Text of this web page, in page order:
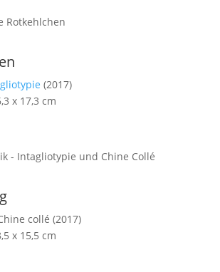
(2017)
x 17,3 cm
collé (2017)
x 15,5 cm